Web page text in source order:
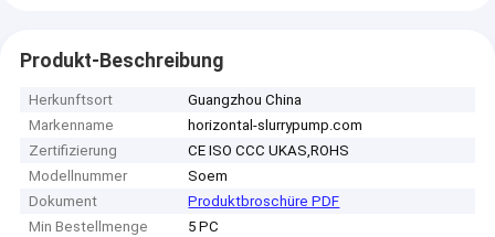
Produkt-Beschreibung
Herkunftsort
Guangzhou China
Markenname
horizontal-slurrypump.com
Zertifizierung
CE ISO CCC UKAS,ROHS
Modellnummer
Soem
Dokument
Produktbroschüre PDF
Min Bestellmenge
5 PC